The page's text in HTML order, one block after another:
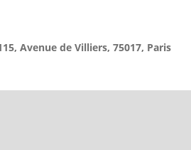
Avenue de Villiers, 75017, Paris